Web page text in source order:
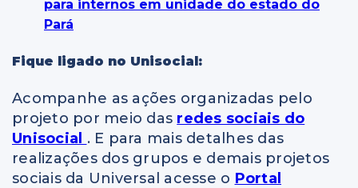
para internos em unidade do estado do
Pará
Fique ligado no Unisocial:
Acompanhe as ações organizadas pelo
projeto por meio das redes sociais do
Unisocial . E para mais detalhes das
realizações dos grupos e demais projetos
sociais da Universal acesse o Portal